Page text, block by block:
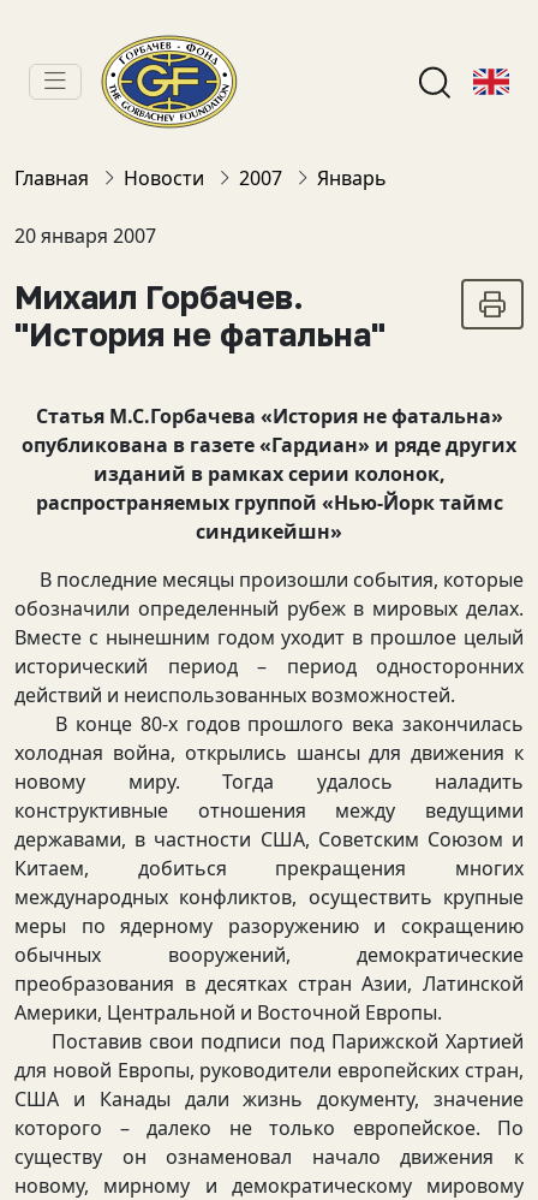
Главная Новости 2007 Январь
20 января 2007
Михаил Горбачев.
"История не фатальна"
Статья М.С.Горбачева «История не фатальна»
опубликована в газете «Гардиан» и ряде других
изданий в рамках серии колонок,
распространяемых группой «Нью-Йорк таймс
синдикейшн»
В последние месяцы произошли события, которые
обозначили определенный рубеж в мировых делах.
Вместе с нынешним годом уходит в прошлое целый
исторический период – период односторонних
действий и неиспользованных возможностей.
В конце 80-х годов прошлого века закончилась
холодная война, открылись шансы для движения к
новому миру. Тогда удалось наладить
конструктивные отношения между ведущими
державами, в частности США, Советским Союзом и
Китаем, добиться прекращения многих
международных конфликтов, осуществить крупные
меры по ядерному разоружению и сокращению
обычных вооружений, демократические
преобразования в десятках стран Азии, Латинской
Америки, Центральной и Восточной Европы.
Поставив свои подписи под Парижской Хартией
для новой Европы, руководители европейских стран,
США и Канады дали жизнь документу, значение
которого – далеко не только европейское. По
существу он ознаменовал начало движения к
новому, мирному и демократическому мировому